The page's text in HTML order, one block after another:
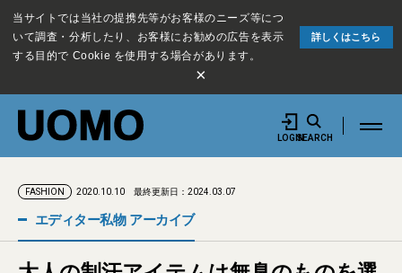
当サイトでは当社の提携先等がお客様のニーズ等につ
いて調査・分析したり、お客様にお勧めの広告を表示
する目的で Cookie を使用する場合があります。
詳しくはこちら
×
LOGINSEARCH
FASHION 2020.10.10 最終更新日：2024.03.07
エディター私物 アーカイブ